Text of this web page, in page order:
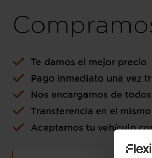
Te damos el mejor precio
Pago inmediato una vez
Nos encargamos de
Transferencia en el
Aceptamos tu vehículo